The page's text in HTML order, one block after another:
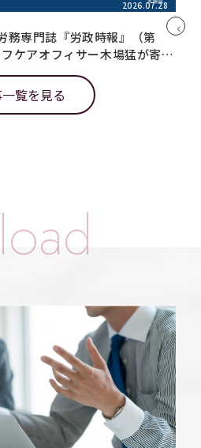
2026.07.28
務専門誌『労政時報』（第
ケアオフィサー木場猛が寄稿
覧を見る